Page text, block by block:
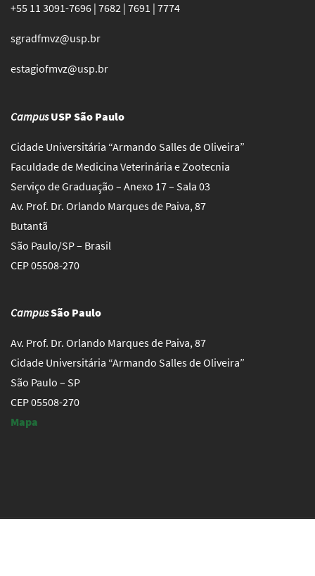
+55 11 3091-7696 | 7682 | 7691 | 7774
sgradfmvz@usp.br
estagiofmvz@usp.br
CampusUSP São Paulo
Cidade Universitária “Armando Salles de Oliveira”
Faculdade de Medicina Veterinária e Zootecnia
Serviço de Graduação – Anexo 17 – Sala 03
Av. Prof. Dr. Orlando Marques de Paiva, 87
Butantã
São Paulo/SP – Brasil
CEP 05508-270
CampusSão Paulo
Av. Prof. Dr. Orlando Marques de Paiva, 87
Cidade Universitária “Armando Salles de Oliveira”
São Paulo – SP
CEP 05508-270
Mapa